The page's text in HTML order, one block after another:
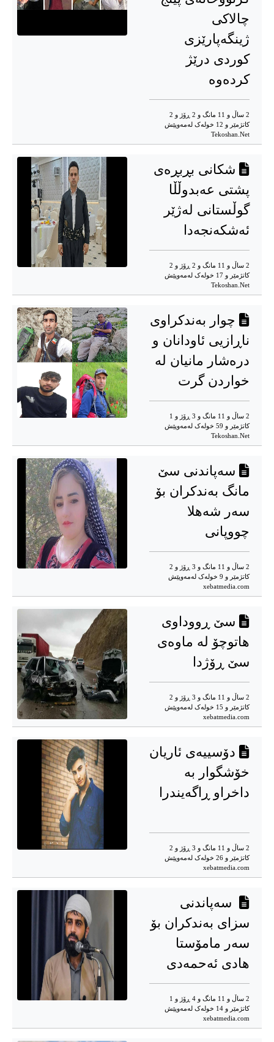
چالاکی
ژینگەپارێزی
کوردی درێژ
کردەوە
2 ساڵ و 11 مانگ و 2 ڕۆژ و 2
کاتژمێر و 12 خوله‌ک له‌مه‌وپێش‌
Tekoshan.Net
شكانی بڕبڕەی
پشتی عەبدوڵڵا
گوڵستانی لەژێر
ئەشكەنجەدا
2 ساڵ و 11 مانگ و 2 ڕۆژ و 2
کاتژمێر و 17 خوله‌ک له‌مه‌وپێش‌
Tekoshan.Net
چوار بەندکراوی
ناڕازیی ئاودانان و
درەشار مانیان لە
خواردن گرت
2 ساڵ و 11 مانگ و 3 ڕۆژ و 1
کاتژمێر و 59 خوله‌ک له‌مه‌وپێش‌
Tekoshan.Net
سەپاندنی سێ
مانگ بەندکران بۆ
سەر شەهلا
چووپانی
2 ساڵ و 11 مانگ و 3 ڕۆژ و 2
کاتژمێر و 9 خوله‌ک له‌مه‌وپێش‌
xebatmedia.com
سێ ڕووداوی
هاتوچۆ لە ماوەی
سێ ڕۆژدا
2 ساڵ و 11 مانگ و 3 ڕۆژ و 2
کاتژمێر و 15 خوله‌ک له‌مه‌وپێش‌
xebatmedia.com
دۆسییەی ئاریان
خۆشگوار بە
داخراو ڕاگەیندرا
2 ساڵ و 11 مانگ و 3 ڕۆژ و 2
کاتژمێر و 26 خوله‌ک له‌مه‌وپێش‌
xebatmedia.com
سەپاندنی
سزای بەندکران بۆ
سەر مامۆستا
هادی ئەحمەدی
2 ساڵ و 11 مانگ و 4 ڕۆژ و 1
کاتژمێر و 14 خوله‌ک له‌مه‌وپێش‌
xebatmedia.com